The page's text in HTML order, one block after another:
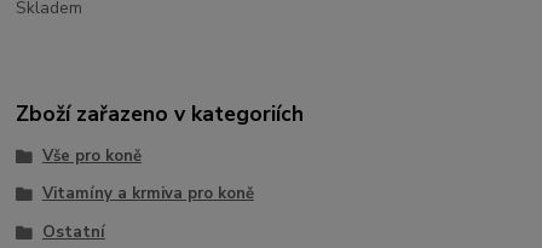
Skladem
Zboží zařazeno v kategoriích
Vše pro koně
Vitamíny a krmiva pro koně
Ostatní